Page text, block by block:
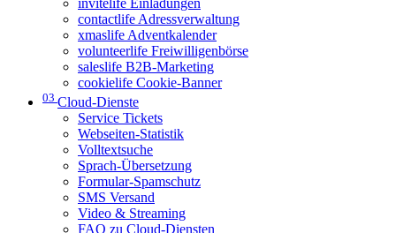
invitelife Einladungen
contactlife Adressverwaltung
xmaslife Adventkalender
volunteerlife Freiwilligenbörse
saleslife B2B-Marketing
cookielife Cookie-Banner
03 Cloud-Dienste
Service Tickets
Webseiten-Statistik
Volltextsuche
Sprach-Übersetzung
Formular-Spamschutz
SMS Versand
Video & Streaming
FAQ zu Cloud-Diensten